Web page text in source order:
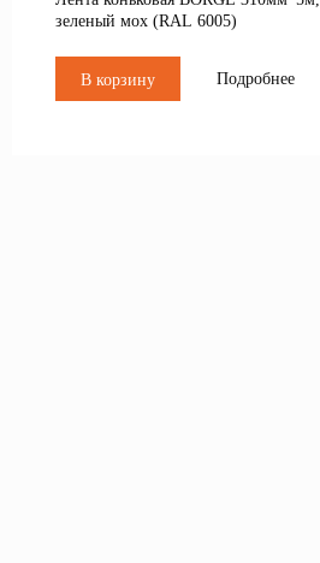
зеленый мох (RAL 6005)
В корзину Подробнее